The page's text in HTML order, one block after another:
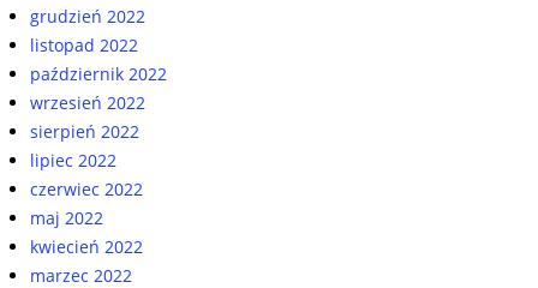
grudzień 2022
listopad 2022
październik 2022
wrzesień 2022
sierpień 2022
lipiec 2022
czerwiec 2022
maj 2022
kwiecień 2022
marzec 2022